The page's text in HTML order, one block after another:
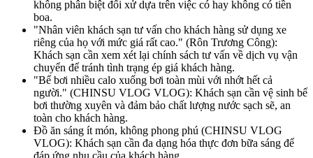
không phân biệt đối xử dựa trên việc có hay không có tiền
boa.
"Nhân viên khách sạn tư vấn cho khách hàng sử dụng xe
riêng của họ với mức giá rất cao." (Rôn Trương Công):
Khách sạn cần xem xét lại chính sách tư vấn về dịch vụ vận
chuyển để tránh tình trạng ép giá khách hàng.
"Bể bơi nhiều calo xuống bơi toàn mùi với nhớt hết cả
người." (CHINSU VLOG VLOG): Khách sạn cần vệ sinh bể
bơi thường xuyên và đảm bảo chất lượng nước sạch sẽ, an
toàn cho khách hàng.
Đồ ăn sáng ít món, không phong phú (CHINSU VLOG
VLOG): Khách sạn cần đa dạng hóa thực đơn bữa sáng để
đáp ứng nhu cầu của khách hàng.